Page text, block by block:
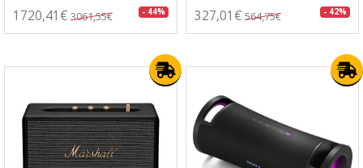
1720,41€ 3061,55€ - 44% 327,01€ 564,75€ - 42%